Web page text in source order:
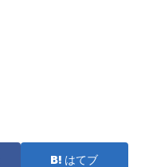
はてブ